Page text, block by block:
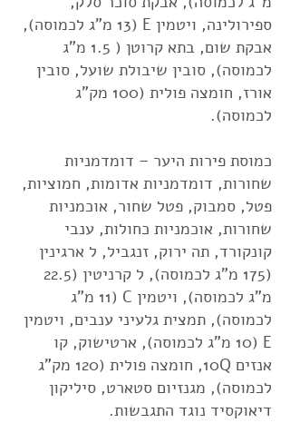
ספירולינה, ויטמין E (13 מ"ג לכמוסה),
אבקת שום, בתא קרוטן ( 1.5 מ"ג
לכמוסה), סובין שיבולת שועל, סובין
אורז, חומצה פולית (100 מק"ג
לכמוסה).
כמוסת פירות היער – דומדמניות
שחורות, דומדמניות אדומות, חמוציות,
פטל, סמבוק, פטל שחור, אוכמניות
שחורות, אוכמניות כחולות, ענבי
קונקורד, תה ירוק, זנגביל, ל ארגינין
(175 מ"ג לכמוסה), ל קרניטין (22.5
מ"ג לכמוסה), ויטמין C (11 מ"ג
לכמוסה), תמצית גלעיני ענבים, ויטמין
E (10 מ"ג לכמוסה), ארטישוק, קו
אנזים 10Q, חומצה פולית (120 מק"ג
לכמוסה), מגנזיום סטארט, סיליקון
דיאוקסיד נוגד התגבשות.